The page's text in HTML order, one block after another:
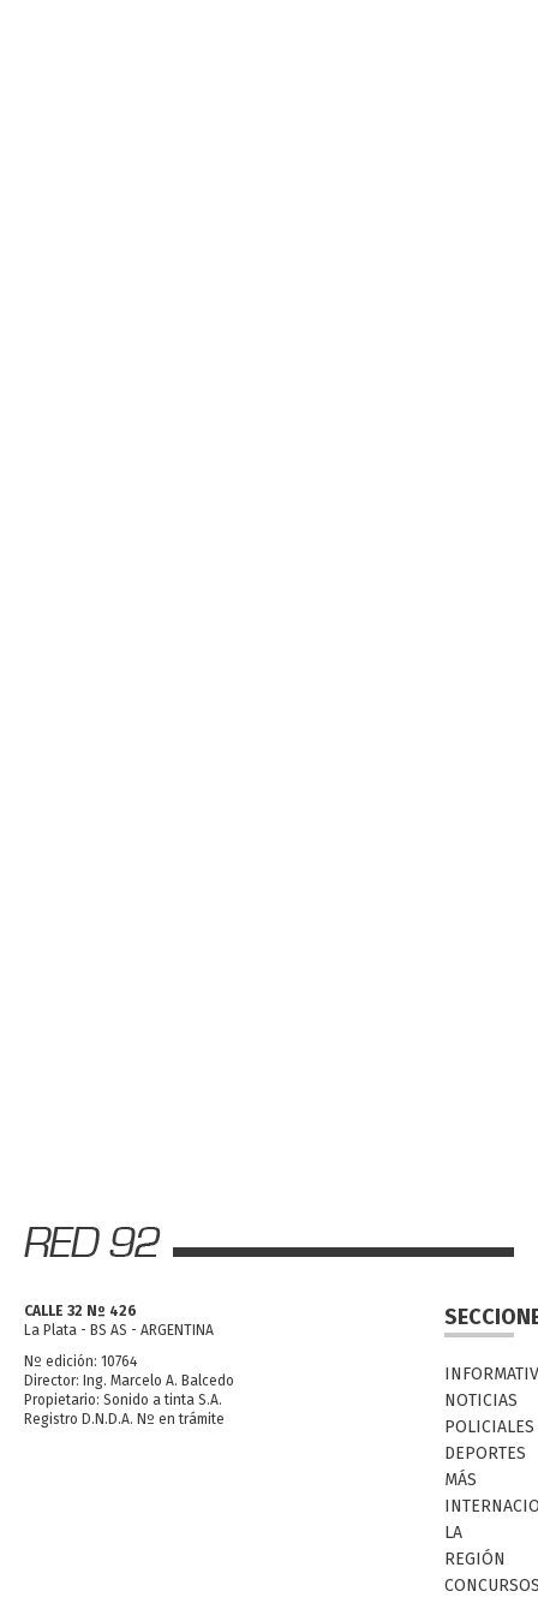
CALLE 32 Nº 426
La Plata - BS AS - ARGENTINA
Nº edición: 10764
Director: Ing. Marcelo A. Balcedo
Propietario: Sonido a tinta S.A.
Registro D.N.D.A. Nº en trámite
NOTICIAS
POLICIALES
DEPORTES
MÁS
LA
REGIÓN